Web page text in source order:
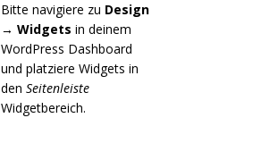
Bitte navigiere zu Design
→ Widgets in deinem
WordPress Dashboard
und platziere Widgets in
denSeitenleiste
Widgetbereich.